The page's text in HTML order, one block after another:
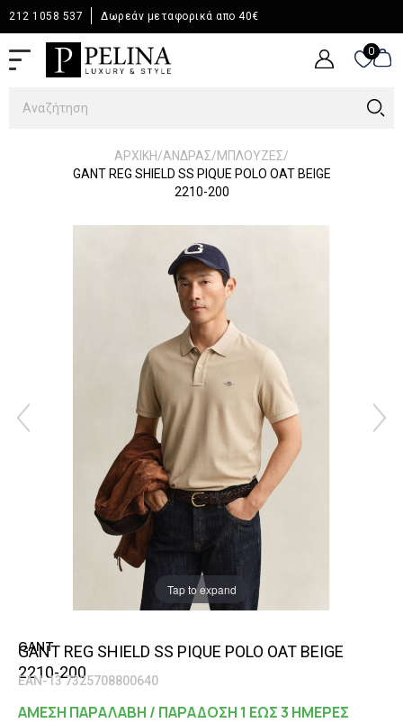
212 1058 537 Δωρεάν μεταφορικά απο 40€
0
0
ΑΡΧΙΚΉ/ΆΝΔΡΑΣ/ΜΠΛΟΥΖΕΣ/
GANT REG SHIELD SS PIQUE POLO OAT BEIGE
2210-200
Tap to expand
GANT
GANT REG SHIELD SS PIQUE POLO OAT BEIGE
2210-200
EAN-13 7325708800640
ΑΜΕΣΗ ΠΑΡΑΛΑΒΗ / ΠΑΡΑΔΟΣΗ 1 ΕΩΣ 3 ΗΜΕΡΕΣ